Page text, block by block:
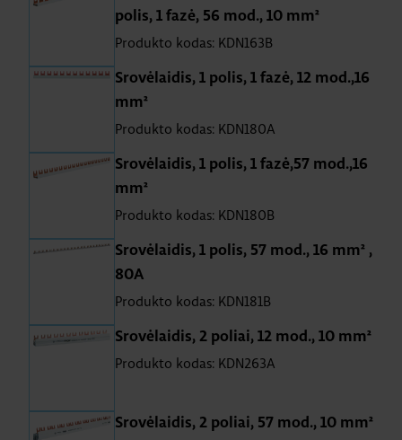
polis, 1 fazė, 56 mod., 10 mm²
Produkto kodas: KDN163B
Srovėlaidis, 1 polis, 1 fazė, 12 mod.,16
mm²
Produkto kodas: KDN180A
Srovėlaidis, 1 polis, 1 fazė,57 mod.,16
mm²
Produkto kodas: KDN180B
Srovėlaidis, 1 polis, 57 mod., 16 mm² ,
80A
Produkto kodas: KDN181B
Srovėlaidis, 2 poliai, 12 mod., 10 mm²
Produkto kodas: KDN263A
Srovėlaidis, 2 poliai, 57 mod., 10 mm²